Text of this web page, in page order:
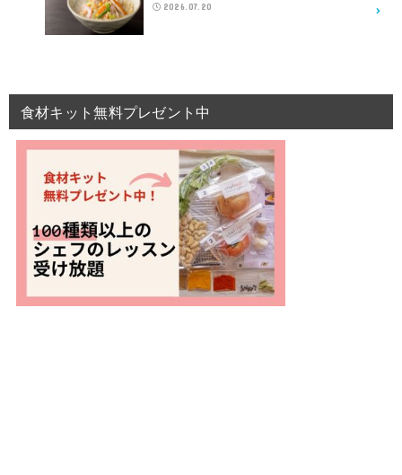
2026.07.20
食材キット無料プレゼント中